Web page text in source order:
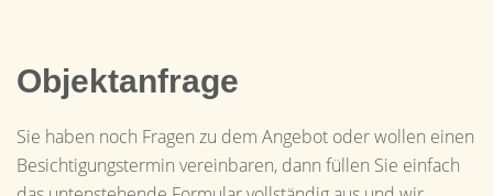
Objektanfrage
Sie haben noch Fragen zu dem Angebot oder wollen einen
Besichtigungstermin vereinbaren, dann füllen Sie einfach